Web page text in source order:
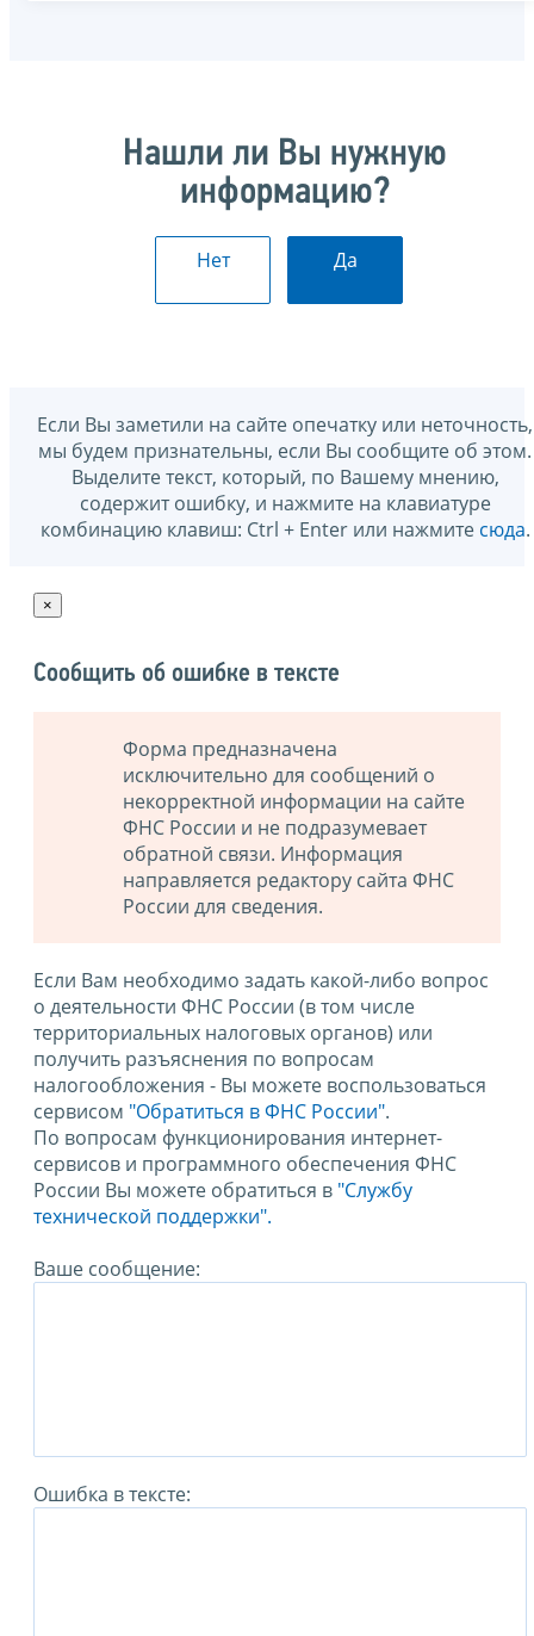
Нашли ли Вы нужную
информацию?
Нет Да
Если Вы заметили на сайте опечатку или неточность,
мы будем признательны, если Вы сообщите об этом.
Выделите текст, который, по Вашему мнению,
содержит ошибку, и нажмите на клавиатуре
комбинацию клавиш: Ctrl + Enter или нажмите сюда.
×
Сообщить об ошибке в тексте
Форма предназначена
исключительно для сообщений о
некорректной информации на сайте
ФНС России и не подразумевает
обратной связи. Информация
направляется редактору сайта ФНС
России для сведения.
Если Вам необходимо задать какой-либо вопрос
о деятельности ФНС России (в том числе
территориальных налоговых органов) или
получить разъяснения по вопросам
налогообложения - Вы можете воспользоваться
сервисом "Обратиться в ФНС России".
По вопросам функционирования интернет-
сервисов и программного обеспечения ФНС
России Вы можете обратиться в "Службу
технической поддержки".
Ваше сообщение:
Ошибка в тексте: